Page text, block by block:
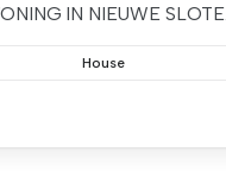
IN NIEUWE SLOTE...
House